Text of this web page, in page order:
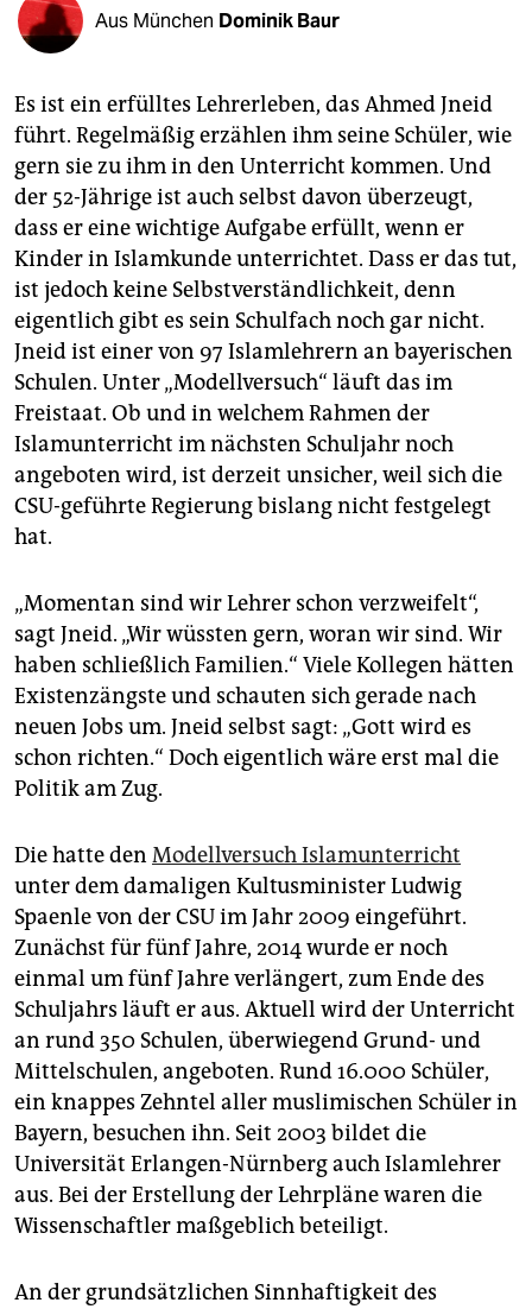
fragen & hilfe
abo
genossenschaft
epaper login
Aus München Dominik Baur
Es ist ein erfülltes Lehrerleben, das Ahmed Jneid
führt. Regelmäßig erzählen ihm seine Schüler, wie
gern sie zu ihm in den Unterricht kommen. Und
der 52-Jährige ist auch selbst davon überzeugt,
dass er eine wichtige Aufgabe erfüllt, wenn er
Kinder in Islamkunde unterrichtet. Dass er das tut,
ist jedoch keine Selbstverständlichkeit, denn
eigentlich gibt es sein Schulfach noch gar nicht.
Jneid ist einer von 97 Islamlehrern an bayerischen
Schulen. Unter „Modellversuch“ läuft das im
Freistaat. Ob und in welchem Rahmen der
Islamunterricht im nächsten Schuljahr noch
angeboten wird, ist derzeit unsicher, weil sich die
CSU-geführte Regierung bislang nicht festgelegt
hat.
„Momentan sind wir Lehrer schon verzweifelt“,
sagt Jneid. „Wir wüssten gern, woran wir sind. Wir
haben schließlich Familien.“ Viele Kollegen hätten
Existenzängste und schauten sich gerade nach
neuen Jobs um. Jneid selbst sagt: „Gott wird es
schon richten.“ Doch eigentlich wäre erst mal die
Politik am Zug.
Die hatte den Modellversuch Islamunterricht
unter dem damaligen Kultusminister Ludwig
Spaenle von der CSU im Jahr 2009 eingeführt.
Zunächst für fünf Jahre, 2014 wurde er noch
einmal um fünf Jahre verlängert, zum Ende des
Schuljahrs läuft er aus. Aktuell wird der Unterricht
an rund 350 Schulen, überwiegend Grund- und
Mittelschulen, angeboten. Rund 16.000 Schüler,
ein knappes Zehntel aller muslimischen Schüler in
Bayern, besuchen ihn. Seit 2003 bildet die
Universität Erlangen-Nürnberg auch Islamlehrer
aus. Bei der Erstellung der Lehrpläne waren die
Wissenschaftler maßgeblich beteiligt.
An der grundsätzlichen Sinnhaftigkeit des